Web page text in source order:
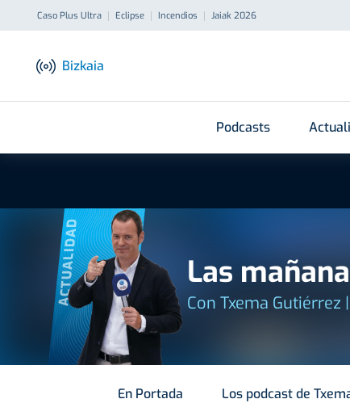
Caso Plus Ultra Eclipse Incendios Jaiak 2026
Bizkaia
Podcasts
ACTUALIDAD Las
Con Txema Gutiérrez
En Portada Los podcast de